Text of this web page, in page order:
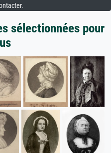
sélectionnées pour